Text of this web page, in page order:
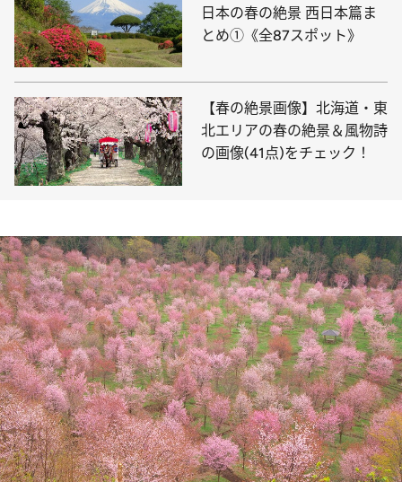
日本の春の絶景 西日本篇ま
とめ①《全87スポット》
【春の絶景画像】北海道・東
北エリアの春の絶景＆風物詩
の画像(41点)をチェック！